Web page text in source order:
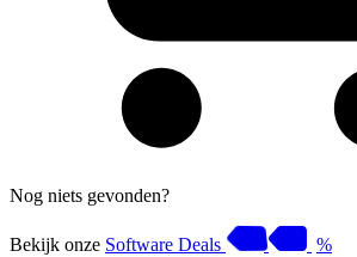
Nog niets gevonden?
Bekijk onze Software Deals %